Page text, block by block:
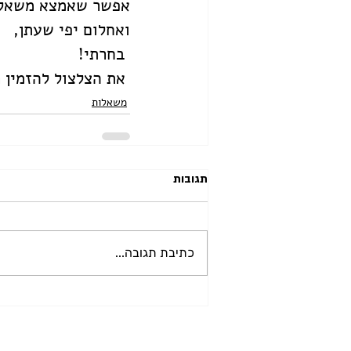
אפשר שאמצא
ואחלום יפי שעתן,
משאלות
תגובות
כתיבת תגובה...